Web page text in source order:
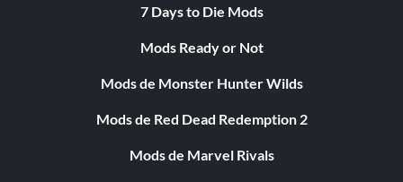
7 Days to Die Mods
Mods Ready or Not
Mods de Monster Hunter Wilds
Mods de Red Dead Redemption 2
Mods de Marvel Rivals